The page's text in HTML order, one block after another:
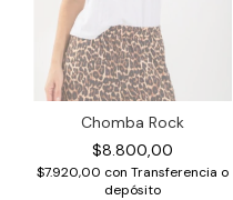
Chomba Rock
$8.800,00
$7.920,00 con Transferencia o
depósito